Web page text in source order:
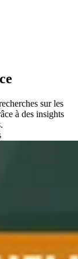
sur les
à des insights